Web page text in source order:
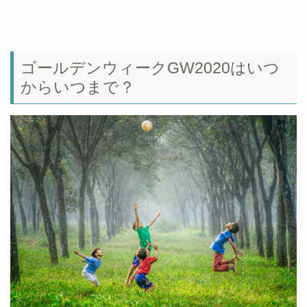
ゴールデンウィークGW2020はいつ
からいつまで？